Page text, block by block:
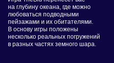
на глубину океана, где можно
любоваться подводными
пейзажами и их обитателями.
В основу игры положены
несколько реальных погружений
в разных частях земного шара.